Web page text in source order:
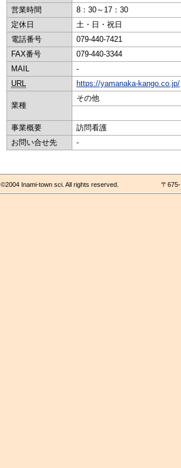
営業時間
8：30～17：30
定休日
土・日・祝日
電話番号
079-440-7421
FAX番号
079-440-3344
MAIL
-
URL
https://yamanaka-kango.co.jp/
業種
その他
事業概要
訪問看護
お問い合せ先
-
〒
©2004 Inami-town sci. All rights reserved.